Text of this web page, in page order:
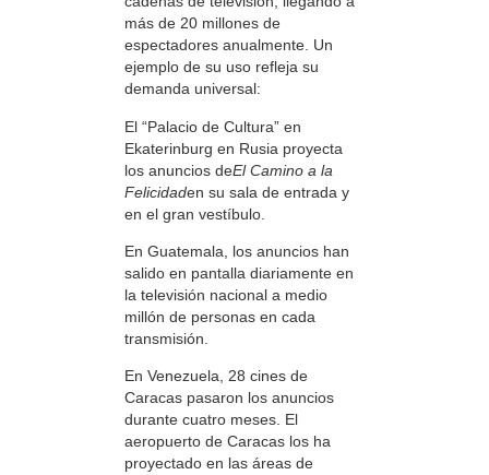
más de 20 millones de
espectadores anualmente. Un
ejemplo de su uso refleja su
demanda universal:
El “Palacio de Cultura” en
Ekaterinburg en Rusia proyecta
los anuncios deEl Camino a la
Felicidaden su sala de entrada y
en el gran vestíbulo.
En Guatemala, los anuncios han
salido en pantalla diariamente en
la televisión nacional a medio
millón de personas en cada
transmisión.
En Venezuela, 28 cines de
Caracas pasaron los anuncios
durante cuatro meses. El
aeropuerto de Caracas los ha
proyectado en las áreas de